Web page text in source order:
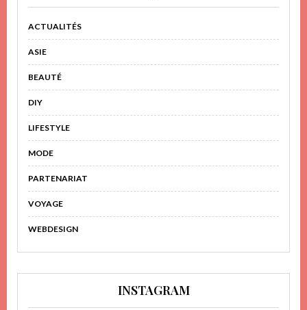
ACTUALITÉS
ASIE
BEAUTÉ
DIY
LIFESTYLE
MODE
PARTENARIAT
VOYAGE
WEBDESIGN
INSTAGRAM